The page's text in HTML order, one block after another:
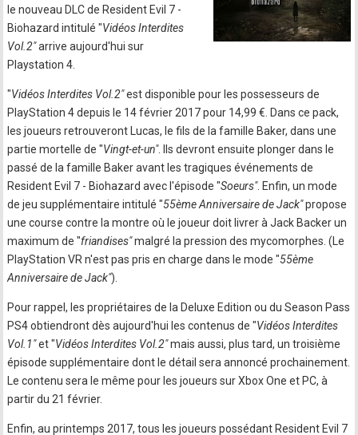
le nouveau DLC de Resident Evil 7 -
Biohazard intitulé "Vidéos Interdites
Vol.2"arrive aujourd'hui sur
Playstation 4.
"Vidéos Interdites Vol.2"est disponible pour les possesseurs de
PlayStation 4 depuis le 14 février 2017 pour 14,99 €. Dans ce pack,
les joueurs retrouveront Lucas, le fils de la famille Baker, dans une
partie mortelle de "Vingt-et-un". Ils devront ensuite plonger dans le
passé de la famille Baker avant les tragiques événements de
Resident Evil 7 - Biohazard avec l'épisode "Soeurs". Enfin, un mode
de jeu supplémentaire intitulé "55ème Anniversaire de Jack"propose
une course contre la montre où le joueur doit livrer à Jack Backer un
maximum de "friandises"malgré la pression des mycomorphes. (Le
PlayStation VR n'est pas pris en charge dans le mode "55ème
Anniversaire de Jack").
Pour rappel, les propriétaires de la Deluxe Edition ou du Season Pass
PS4 obtiendront dès aujourd'hui les contenus de "Vidéos Interdites
Vol.1"et "Vidéos Interdites Vol.2"mais aussi, plus tard, un troisième
épisode supplémentaire dont le détail sera annoncé prochainement.
Le contenu sera le même pour les joueurs sur Xbox One et PC, à
partir du 21 février.
Enfin, au printemps 2017, tous les joueurs possédant Resident Evil 7